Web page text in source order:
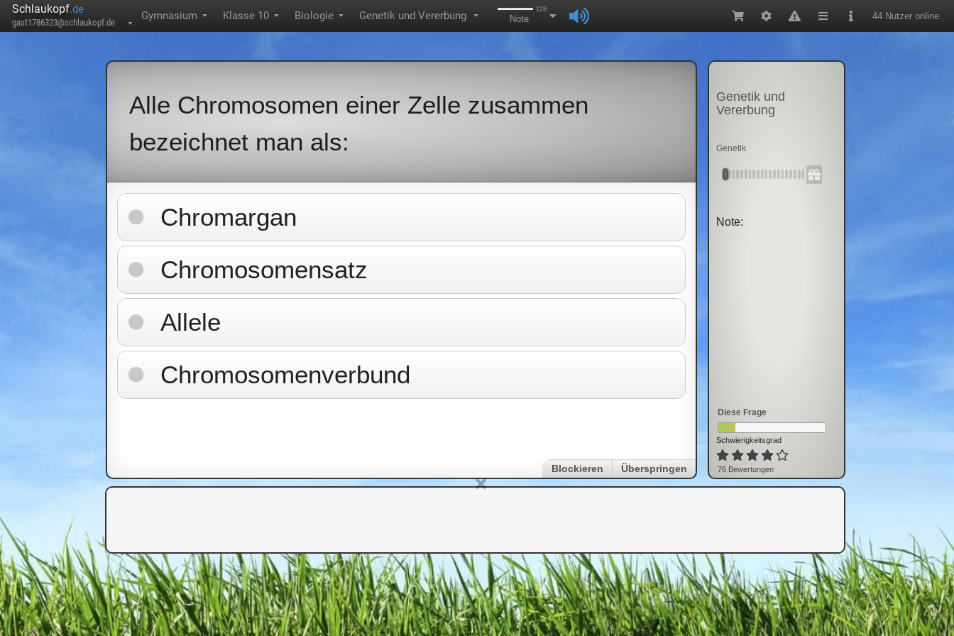
Schlaukopf.de
gast1786323@schlaukopf.de ▼
Gymnasium ▼ Klasse 10 ▼ Biologie ▼ Genetik und Vererbung ▼
128
Note 44 Nutzer online
Alle Chromosomen einer Zelle zusammen
bezeichnet man als:
Chromargan
Chromosomensatz
Allele
Chromosomenverbund
Blockieren Überspringen
Genetik und
Vererbung
Genetik
Note:
Diese Frage
Schwierigkeitsgrad
76 Bewertungen